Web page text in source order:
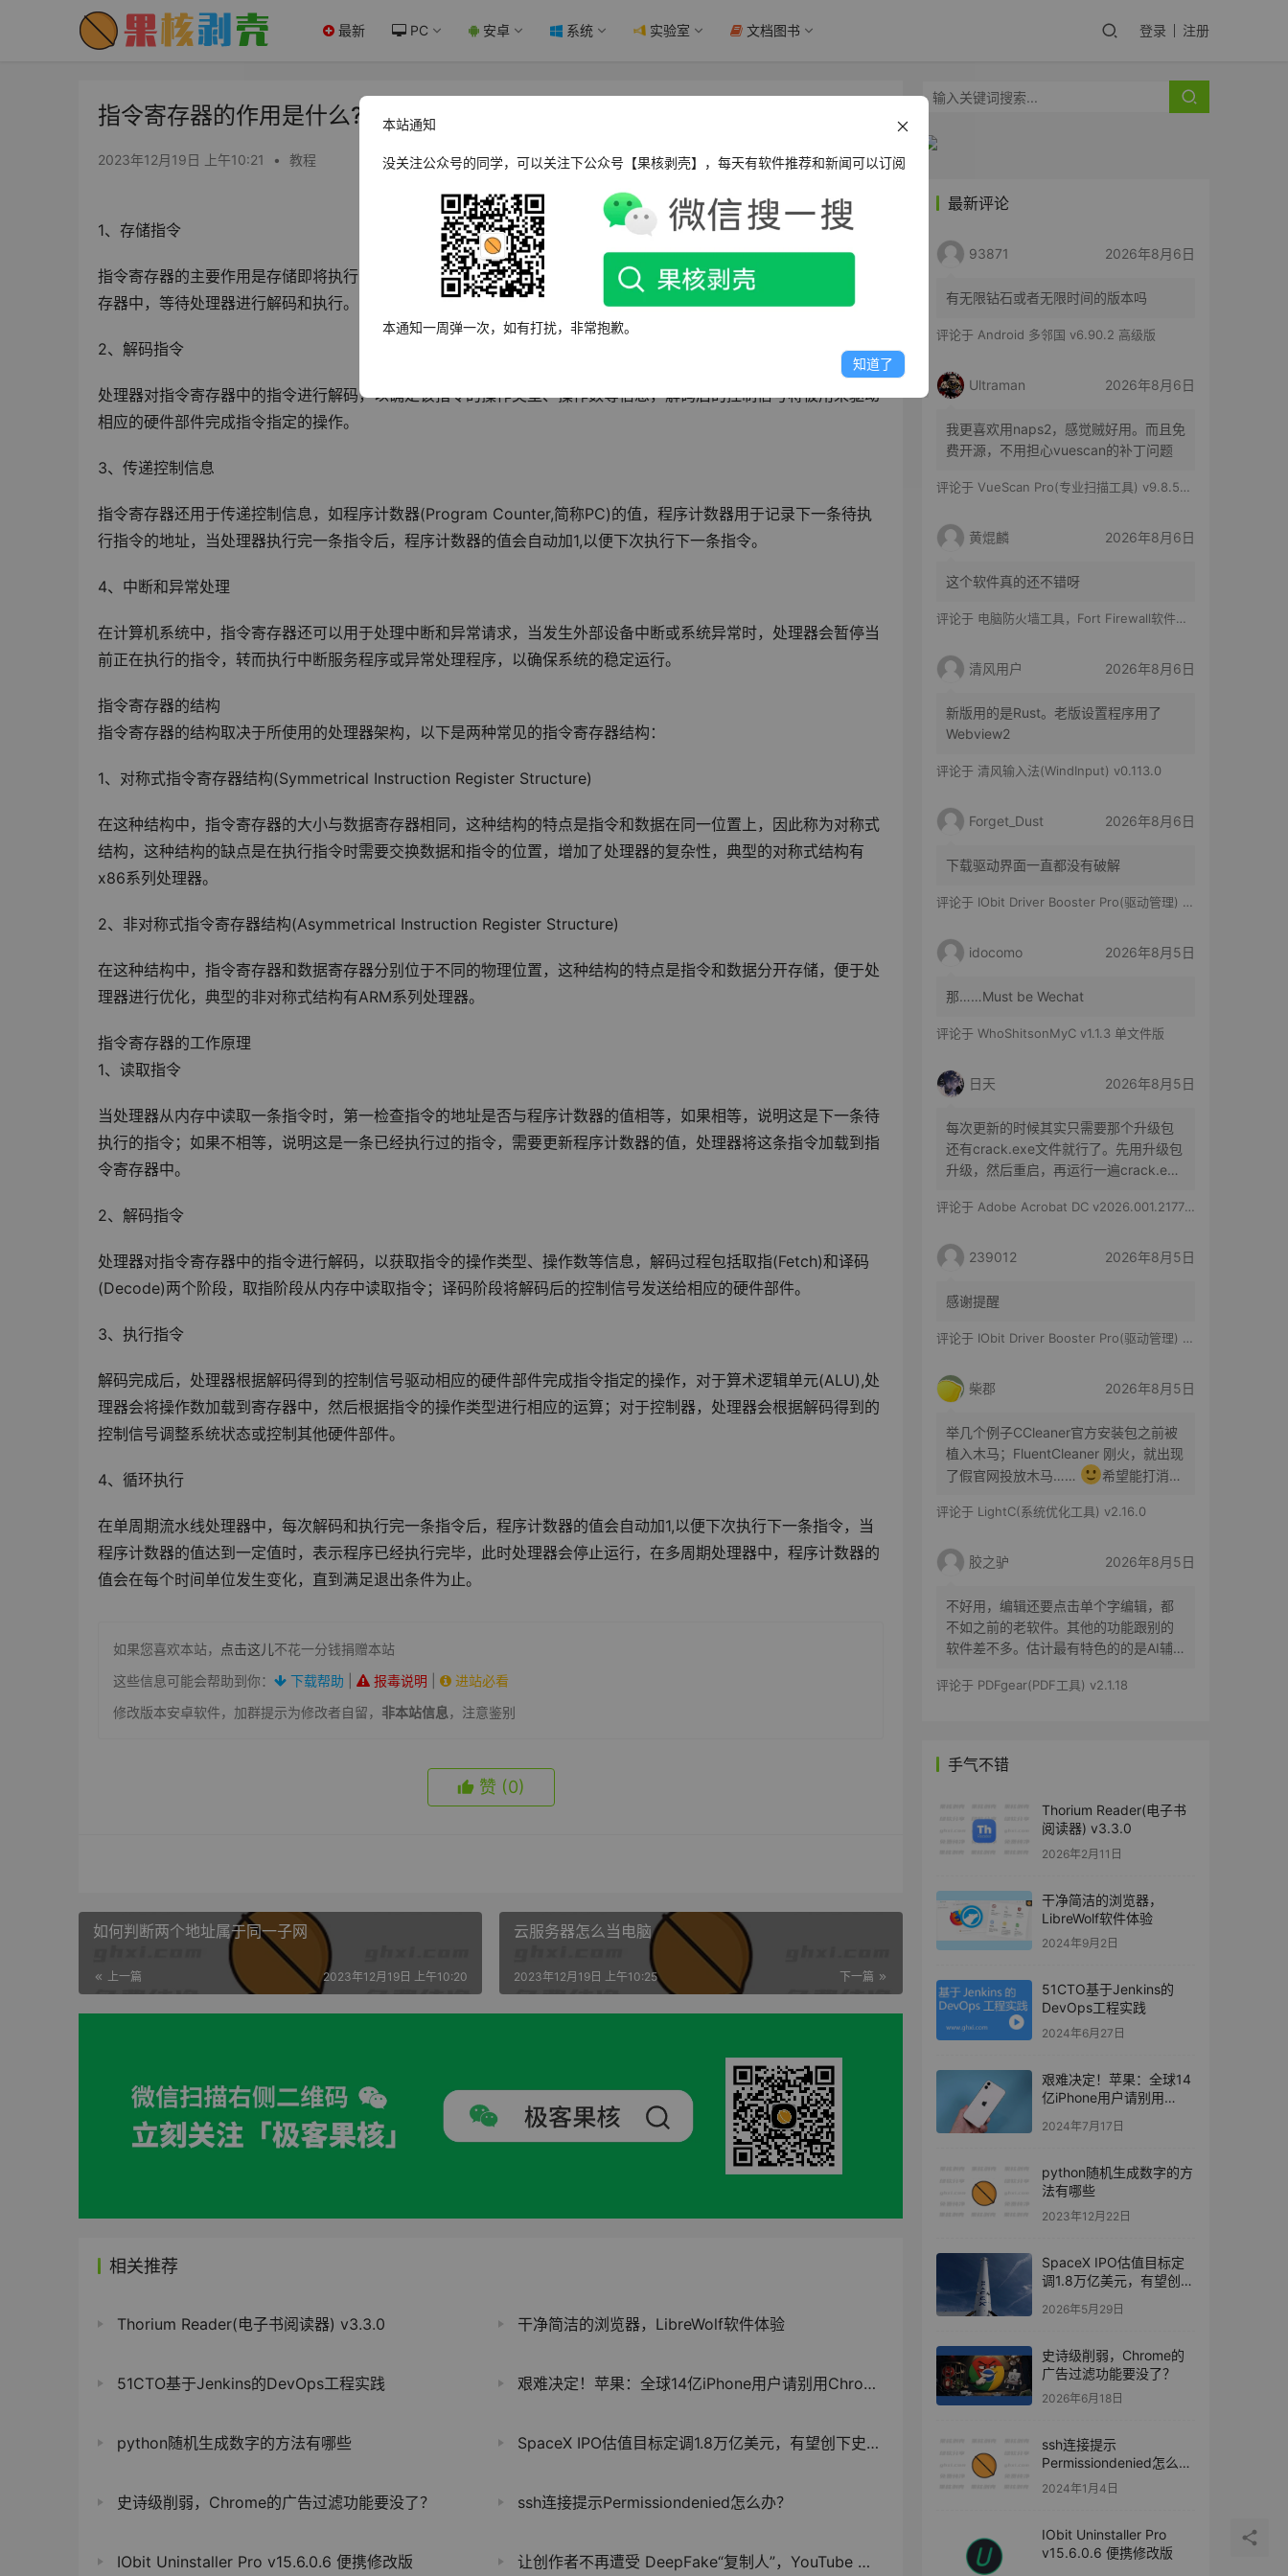
最新 PC 安卓 系统 实验室 文档图书 登录 注册
指令寄存器的作用是什么? - 果核剥壳
2023年12月19日 上午10:21 • 教程
1、存储指令
指令寄存器的主要作用是存储即将执行的指令，当处理器从内存中读取一条指令时，这条指令会被暂时存储在指令寄
存器中，等待处理器进行解码和执行。
2、解码指令
处理器对指令寄存器中的指令进行解码，以确定该指令的操作类型、操作数等信息，解码后的控制信号将被用来驱动
相应的硬件部件完成指令指定的操作。
3、传递控制信息
指令寄存器还用于传递控制信息，如程序计数器(Program Counter,简称PC)的值，程序计数器用于记录下一条待执
行指令的地址，当处理器执行完一条指令后，程序计数器的值会自动加1,以便下次执行下一条指令。
4、中断和异常处理
在计算机系统中，指令寄存器还可以用于处理中断和异常请求，当发生外部设备中断或系统异常时，处理器会暂停当
前正在执行的指令，转而执行中断服务程序或异常处理程序，以确保系统的稳定运行。
指令寄存器的结构
指令寄存器的结构取决于所使用的处理器架构，以下是两种常见的指令寄存器结构：
1、对称式指令寄存器结构(Symmetrical Instruction Register Structure)
在这种结构中，指令寄存器的大小与数据寄存器相同，这种结构的特点是指令和数据在同一位置上，因此称为对称式
结构，这种结构的缺点是在执行指令时需要交换数据和指令的位置，增加了处理器的复杂性，典型的对称式结构有
x86系列处理器。
2、非对称式指令寄存器结构(Asymmetrical Instruction Register Structure)
在这种结构中，指令寄存器和数据寄存器分别位于不同的物理位置，这种结构的特点是指令和数据分开存储，便于处
理器进行优化，典型的非对称式结构有ARM系列处理器。
指令寄存器的工作原理
1、读取指令
当处理器从内存中读取一条指令时，第一检查指令的地址是否与程序计数器的值相等，如果相等，说明这是下一条待
执行的指令；如果不相等，说明这是一条已经执行过的指令，需要更新程序计数器的值，处理器将这条指令加载到指
令寄存器中。
2、解码指令
处理器对指令寄存器中的指令进行解码，以获取指令的操作类型、操作数等信息，解码过程包括取指(Fetch)和译码
(Decode)两个阶段，取指阶段从内存中读取指令；译码阶段将解码后的控制信号发送给相应的硬件部件。
3、执行指令
解码完成后，处理器根据解码得到的控制信号驱动相应的硬件部件完成指令指定的操作，对于算术逻辑单元(ALU),处
理器会将操作数加载到寄存器中，然后根据指令的操作类型进行相应的运算；对于控制器，处理器会根据解码得到的
控制信号调整系统状态或控制其他硬件部件。
4、循环执行
在单周期流水线处理器中，每次解码和执行完一条指令后，程序计数器的值会自动加1,以便下次执行下一条指令，当
程序计数器的值达到一定值时，表示程序已经执行完毕，此时处理器会停止运行，在多周期处理器中，程序计数器的
值会在每个时间单位发生变化，直到满足退出条件为止。
如果您喜欢本站， 点击这儿不花一分钱捐赠本站
这些信息可能会帮助到你：
下载帮助 报毒说明
进站必看
修改版本安卓软件，加群提示为修改者自留， 非本站信息，注意鉴别
赞 (0)
如何判断两个地址属于同一子网
上一篇 2023年12月19日 上午10:20
云服务器怎么当电脑
下一篇
2023年12月19日 上午10:25
相关推荐
Thorium Reader(电子书阅读器) v3.3.0 干净简洁的浏览器，LibreWolf软件体验
51CTO基于Jenkins的DevOps工程实践 艰难决定！苹果：全球14亿iPhone用户请别用Chrome浏览器了
python随机生成数字的方法有哪些 SpaceX IPO估值目标定调1.8万亿美元，有望创下史上最大规模上市纪录
史诗级削弱，Chrome的广告过滤功能要没了？ ssh连接提示Permissiondenied怎么办？
IObit Uninstaller Pro v15.6.0.6 便携修改版 让创作者不再遭受 DeepFake“复制人”，YouTube 推出 AI 面部相似度检测工具
最新评论
93871 2026年8月6日
有无限钻石或者无限时间的版本吗
评论于 Android 多邻国 v6.90.2 高级版
Ultraman 2026年8月6日
我更喜欢用naps2，感觉贼好用。而且免
费开源，不用担心vuescan的补丁问题
评论于 VueScan Pro(专业扫描工具) v9.8.56.11 修改版
黄焜麟 2026年8月6日
这个软件真的还不错呀
评论于 电脑防火墙工具，Fort Firewall软件体验
清风用户 2026年8月6日
新版用的是Rust。老版设置程序用了
Webview2
评论于 清风输入法(WindInput) v0.113.0
Forget_Dust 2026年8月6日
下载驱动界面一直都没有破解
评论于 IObit Driver Booster Pro(驱动管理) v13.6.0.438 便携修改版
idocomo 2026年8月5日
那……Must be Wechat
评论于 WhoShitsonMyC v1.1.3 单文件版
日天 2026年8月5日
每次更新的时候其实只需要那个升级包
还有crack.exe文件就行了。先用升级包
升级，然后重启，再运行一遍crack.exe
评论于 Adobe Acrobat DC v2026.001.21779 特别版
239012 2026年8月5日
感谢提醒
评论于 IObit Driver Booster Pro(驱动管理) v13.6.0.438 便携修改版
柴郡 2026年8月5日
举几个例子CCleaner官方安装包之前被
植入木马；FluentCleaner 刚火，就出现
了假官网投放木马……
希望能打消你
评论于 LightC(系统优化工具) v2.16.0
胶之驴 2026年8月5日
不好用，编辑还要点击单个字编辑，都
不如之前的老软件。其他的功能跟别的
软件差不多。估计最有特色的的是AI辅
评论于 PDFgear(PDF工具) v2.1.18
手气不错
Thorium Reader(电子书
阅读器) v3.3.0
2026年2月11日
干净简洁的浏览器，
LibreWolf软件体验
2024年9月2日
51CTO基于Jenkins的
DevOps工程实践
2024年6月27日
艰难决定！苹果：全球14
亿iPhone用户请别用
2024年7月17日
python随机生成数字的方
法有哪些
2023年12月22日
SpaceX IPO估值目标定
调1.8万亿美元，有望创下
2026年5月29日
史诗级削弱，Chrome的
广告过滤功能要没了？
2026年6月18日
ssh连接提示
Permissiondenied怎么
办？
2024年1月4日
IObit Uninstaller Pro
v15.6.0.6 便携修改版
本站通知
没关注公众号的同学，可以关注下公众号【果核剥壳】，每天有软件推荐和新闻可以订阅
本通知一周弹一次，如有打扰，非常抱歉。
知道了